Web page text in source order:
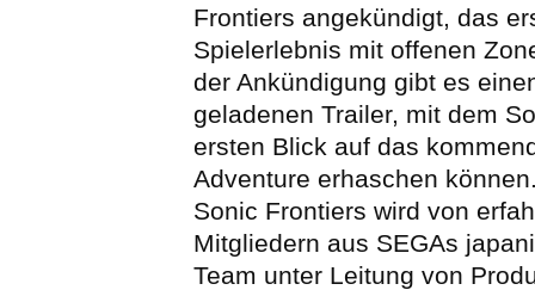
Frontiers angekündigt, das
Spielerlebnis mit offenen
der Ankündigung gibt es
geladenen Trailer, mit dem
ersten Blick auf das
Adventure erhaschen
Sonic Frontiers wird von
Mitgliedern aus SEGAs
Team unter Leitung von